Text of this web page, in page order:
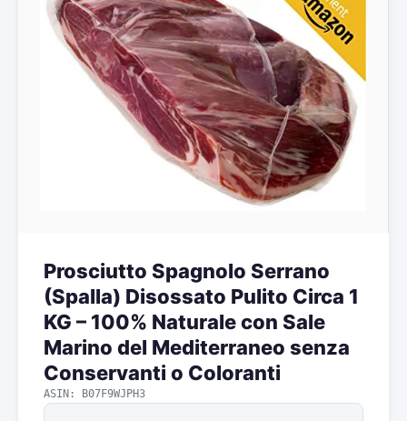
Prosciutto Spagnolo Serrano
(Spalla) Disossato Pulito Circa 1
KG – 100% Naturale con Sale
Marino del Mediterraneo senza
Conservanti o Coloranti
ASIN: B07F9WJPH3